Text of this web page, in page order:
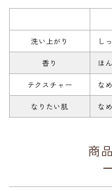
洗い上がり し
香り ほ
テクスチャー な
なりたい肌 な
商